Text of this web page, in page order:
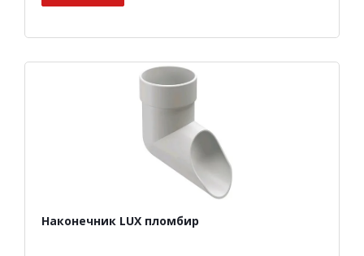
Наконечник LUX пломбир